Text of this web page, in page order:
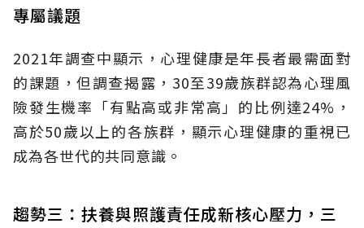
專屬議題
2021年調查中顯示，心理健康是年長者最需面對
的課題，但調查揭露，30至39歲族群認為心理風
險發生機率「有點高或非常高」的比例達24%，
高於50歲以上的各族群，顯示心理健康的重視已
成為各世代的共同意識。
趨勢三：扶養與照護責任成新核心壓力，三